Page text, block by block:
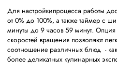
Для настройкипроцесса работы
от 0% до 100%, а также таймер с
минуты до 9 часов 59 минут. Опция
скоростей вращения позволяют
соотношение различных блюд -
более деликатных кулинарных